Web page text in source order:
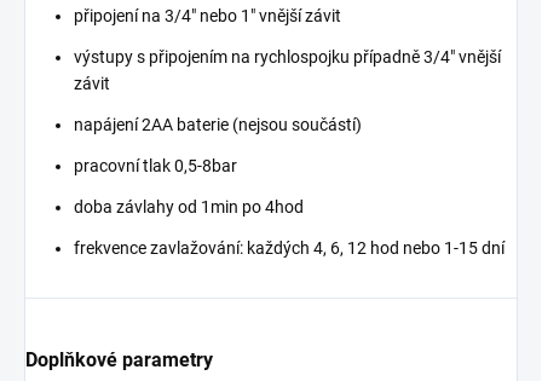
připojení na 3/4" nebo 1" vnější závit
výstupy s připojením na rychlospojku případně 3/4" vnější
závit
napájení 2AA baterie (nejsou součástí)
pracovní tlak 0,5-8bar
doba závlahy od 1min po 4hod
frekvence zavlažování: každých 4, 6, 12 hod nebo 1-15 dní
Doplňkové parametry